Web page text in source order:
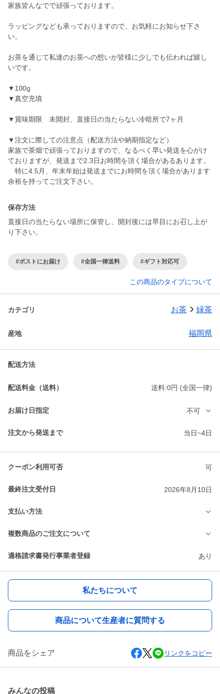
家族皆んなでで頑張っております。
ラッピングなども承っておりますので、お気軽にお知らせ下さ
い。
お茶を通じて私達のお茶への想いが皆様に少しでも伝われば嬉し
いです。
▼100g
▼真空充填
▼賞味期限 未開封、直接日の当たらない冷暗所で7ヶ月
▼注文に際しての注意点（配送方法や納期指定など）
家族で茶畑で頑張っておりますので、なるべく早い発送を心がけ
ておりますが、発送まで2.3日お時間を頂く場合があるあります。
特に4.5月、年末年始は発送までにお時間を頂く場合があります
保存方法
直接日の当たらない場所に保管し、開封後には早目にお召し上が
り下さい。
#ポストにお届け #全国一律送料 #ギフト対応可
この商品のタイプについて
カテゴリ お茶 緑茶
産地 福岡県
配送方法
配送料金（送料） 送料:0円 (全国一律)
お届け日指定 不可
注文から発送まで 当日~4日
クーポン利用可否 可
最終注文受付日 2026年8月10日
支払い方法
複数商品のご注文について
適格請求書発行事業者登録 あり
私たちについて
商品について生産者に質問する
商品をシェア リンクをコピー
みんなの投稿